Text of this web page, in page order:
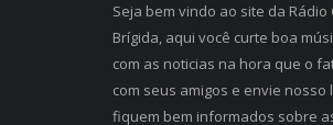
Seja bem vindo ao site da Rádio
Brígida, aqui você curte boa
com as noticias na hora que o
com seus amigos e envie
fiquem bem informados sobre